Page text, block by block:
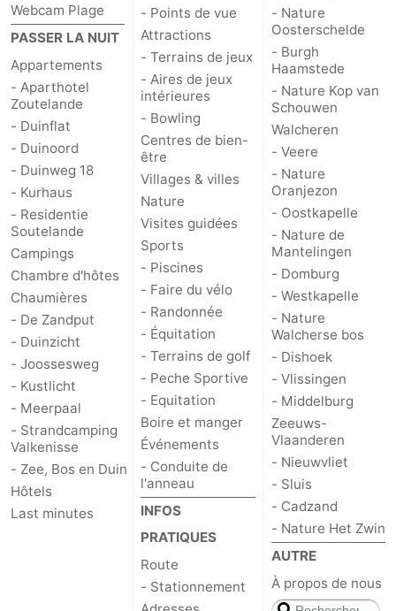
Webcam Plage
PASSER LA NUIT
Appartements
- Aparthotel
Zoutelande
- Duinflat
- Duinoord
- Duinweg 18
- Kurhaus
- Residentie
Soutelande
Campings
Chambre d'hôtes
Chaumières
- De Zandput
- Duinzicht
- Joossesweg
- Kustlicht
- Meerpaal
- Strandcamping
Valkenisse
- Zee, Bos en Duin
Hôtels
Last minutes
- Points de vue
Attractions
- Terrains de jeux
- Aires de jeux
intérieures
- Bowling
Centres de bien-
être
Villages & villes
Nature
Visites guidées
Sports
- Piscines
- Faire du vélo
- Randonnée
- Équitation
- Terrains de golf
- Peche Sportive
- Equitation
Boire et manger
Événements
- Conduite de
l'anneau
INFOS
PRATIQUES
Route
- Stationnement
- Nature
Oosterschelde
- Burgh
Haamstede
- Nature Kop van
Schouwen
Walcheren
- Veere
- Nature
Oranjezon
- Oostkapelle
- Nature de
Mantelingen
- Domburg
- Westkapelle
- Nature
Walcherse bos
- Dishoek
- Vlissingen
- Middelburg
Zeeuws-
Vlaanderen
- Nieuwvliet
- Sluis
- Cadzand
- Nature Het Zwin
AUTRE
À propos de nous